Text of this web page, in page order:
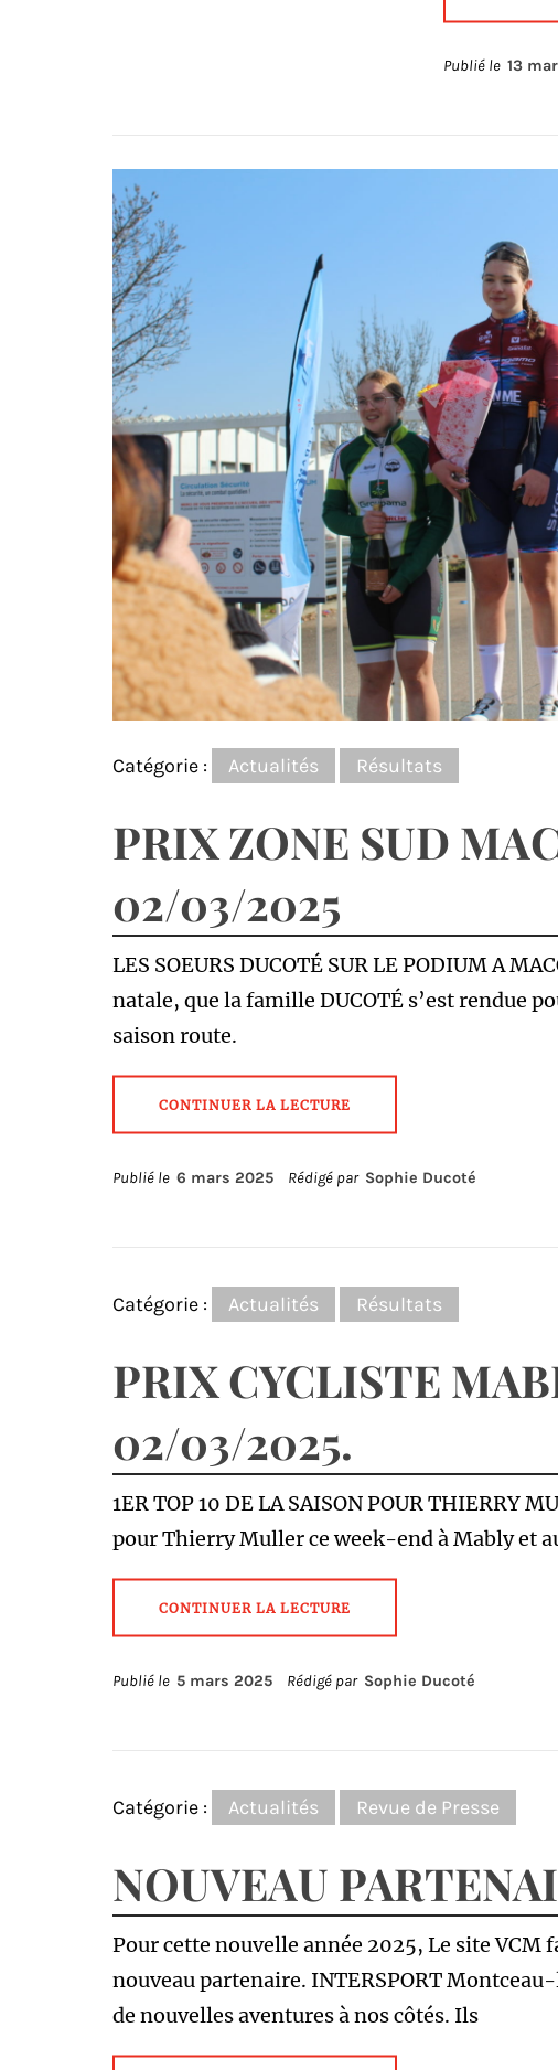
Publié le 13
Catégorie : Actualités Résultats
PRIX ZONE SUD
02/03/2025
LES SOEURS DUCOTÉ SUR LE PODIUM A
natale, que la famille DUCOTÉ s’est rendue
saison route.
CONTINUER LA LECTURE
Publié le 6 mars 2025 Rédigé par Sophie Ducoté
Catégorie : Actualités Résultats
PRIX CYCLISTE
02/03/2025.
1ER TOP 10 DE LA SAISON POUR THIERRY
pour Thierry Muller ce week-end à Mably et
CONTINUER LA LECTURE
Publié le 5 mars 2025 Rédigé par Sophie Ducoté
Catégorie : Actualités Revue de Presse
NOUVEAU
Pour cette nouvelle année 2025, Le site VCM
nouveau partenaire. INTERSPORT
de nouvelles aventures à nos côtés. Ils